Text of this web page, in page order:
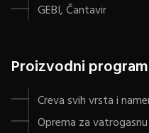
GEBI, Čantavir
Proizvodni program
Creva svih vrsta i
Oprema za